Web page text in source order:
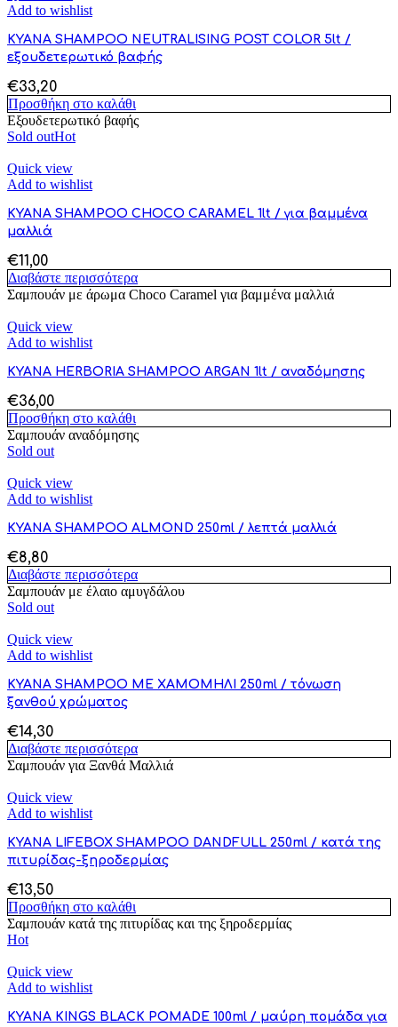
Add to wishlist
KYANA SHAMPOO NEUTRALISING POST COLOR 5lt /
εξουδετερωτικό βαφής
€33,20
Προσθήκη στο καλάθι
Εξουδετερωτικό βαφής
Sold outHot
Quick view
Add to wishlist
KYANA SHAMPOO CHOCO CARAMEL 1lt / για βαμμένα
μαλλιά
€11,00
Διαβάστε περισσότερα
Σαμπουάν με άρωμα Choco Caramel για βαμμένα μαλλιά
Quick view
Add to wishlist
KYANA HERBORIA SHAMPOO ARGAN 1lt / αναδόμησης
€36,00
Προσθήκη στο καλάθι
Σαμπουάν αναδόμησης
Sold out
Quick view
Add to wishlist
KYANA SHAMPOO ALMOND 250ml / λεπτά μαλλιά
€8,80
Διαβάστε περισσότερα
Σαμπουάν με έλαιο αμυγδάλου
Sold out
Quick view
Add to wishlist
KYANA SHAMPOO ΜΕ ΧΑΜΟΜΗΛΙ 250ml / τόνωση
ξανθού χρώματος
€14,30
Διαβάστε περισσότερα
Σαμπουάν για Ξανθά Μαλλιά
Quick view
Add to wishlist
KYANA LIFEBOX SHAMPOO DANDFULL 250ml / κατά της
πιτυρίδας-ξηροδερμίας
€13,50
Προσθήκη στο καλάθι
Σαμπουάν κατά της πιτυρίδας και της ξηροδερμίας
Hot
Quick view
Add to wishlist
KYANA KINGS BLACK POMADE 100ml / μαύρη πομάδα για